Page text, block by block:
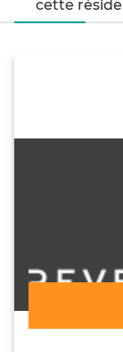
cette